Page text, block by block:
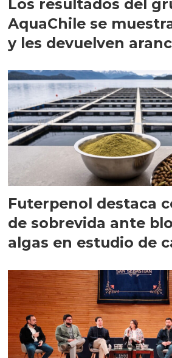
Los resultados del
AquaChile se
y les devuelven
Futerpenol destaca
de sobrevida ante
algas en estudio de